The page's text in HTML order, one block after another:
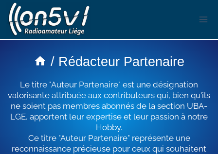
Aller
au
contenu
/ Rédacteur Partenaire
Le titre "Auteur Partenaire" est une désignation
valorisante attribuée aux contributeurs qui, bien qu'ils
ne soient pas membres abonnés de la section UBA-
LGE, apportent leur expertise et leur passion à notre
Hobby.
Ce titre "Auteur Partenaire" représente une
reconnaissance précieuse pour ceux qui souhaitent